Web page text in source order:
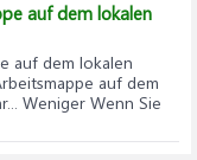
auf dem lokalen
auf dem lokalen
auf dem
Weniger Wenn Sie